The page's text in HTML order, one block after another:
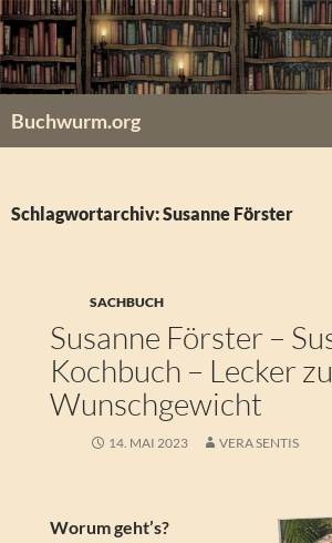
Zum
Inhalt
springen
Buchwurm.org
Schlagwortarchiv: Susanne Förster
SACHBUCH
Susanne Förster –
Kochbuch – Lecker
Wunschgewicht
14. MAI 2023 VERA SENTIS
Worum geht’s?